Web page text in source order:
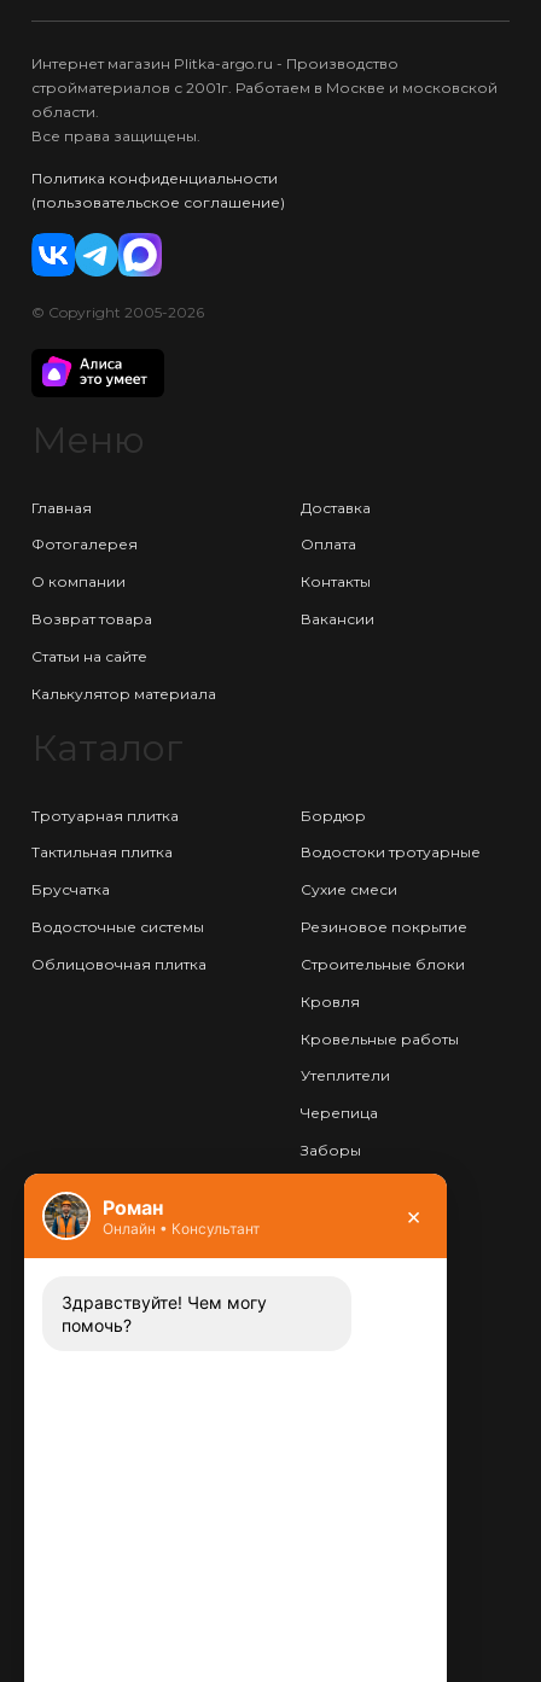
Интернет магазин Plitka-argo.ru - Производство
стройматериалов с 2001г. Работаем в Москве и московской
области.
Все права защищены.
Политика конфиденциальности
(пользовательское соглашение)
© Copyright 2005-2026
Меню
Главная
Фотогалерея
О компании
Возврат товара
Статьи на сайте
Калькулятор материала
Доставка
Оплата
Контакты
Вакансии
Каталог
Тротуарная плитка
Тактильная плитка
Брусчатка
Водосточные системы
Облицовочная плитка
Бордюр
Водостоки тротуарные
Сухие смеси
Резиновое покрытие
Строительные блоки
Кровля
Кровельные работы
Утеплители
Черепица
Заборы
Контакты
Заказать звонок
Роман
Онлайн • Консультант ×
Здравствуйте! Чем могу
помочь?